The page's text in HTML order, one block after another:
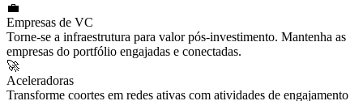
💼
Empresas de VC
Torne-se a infraestrutura para valor pós-investimento. Mantenha as
empresas do portfólio engajadas e conectadas.
🚀
Aceleradoras
Transforme coortes em redes ativas com atividades de engajamento